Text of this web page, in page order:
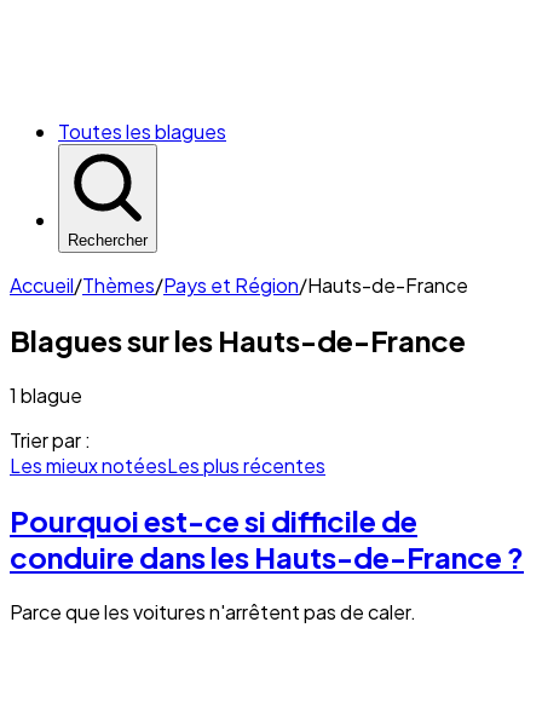
Toutes les blagues
Rechercher
Accueil/Thèmes/Pays et Région/Hauts-de-France
Blagues sur les Hauts-de-France
1 blague
Trier par :
Les mieux notéesLes plus récentes
Pourquoi est-ce si difficile de
conduire dans les Hauts-de-France ?
Parce que les voitures n'arrêtent pas de caler.